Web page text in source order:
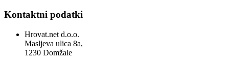
Kontaktni podatki
Hrovat.net d.o.o.
Masljeva ulica 8a,
1230 Domžale